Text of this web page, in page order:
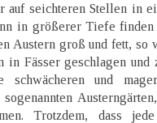
auf seichteren Stellen in
in größerer Tiefe
Austern groß und fett, so
in Fässer geschlagen und
schwächeren und
sogenannten
Trotzdem, dass